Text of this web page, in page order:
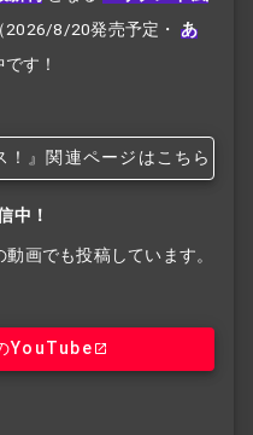
2026/8/20発売予定・ あ
す！
！』関連ページはこちら
中！
画でも投稿しています。
YouTube